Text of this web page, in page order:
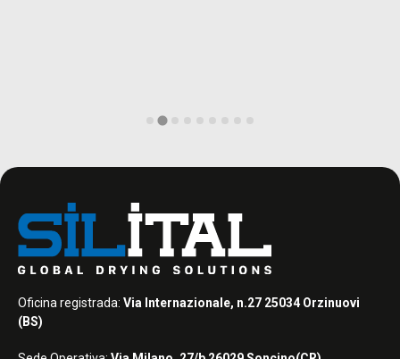
Oficina registrada: Via Internazionale, n.27 25034 Orzinuovi
(BS)